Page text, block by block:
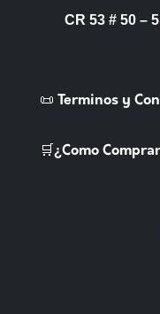
CR 53 # 50 –
📜 Terminos y
🛒¿Como